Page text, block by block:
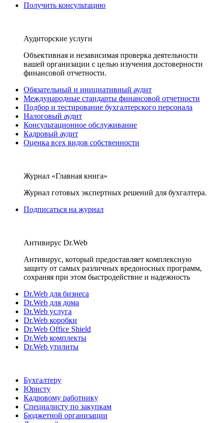
Получить консультацию
Аудиторские услуги
Объективная и независимая проверка деятельности
вашей организации с целью изучения достоверности
финансовой отчетности.
Обязательный и инициативный аудит
Международные стандарты финансовой отчетности
Подбор и тестирование бухгалтерского персонала
Налоговый аудит
Консультационное обслуживание
Кадровый аудит
Оценка всех видов собственности
Журнал «Главная книга»
Журнал готовых экспертных решений для бухгалтера.
Подписаться на журнал
Антивирус Dr.Web
Антивирус, который предоставляет комплексную
защиту от самых различных вредоносных программ,
сохраняя при этом быстродействие и надежность
Dr.Web для бизнеса
Dr.Web для дома
Dr.Web услуга
Dr.Web коробки
Dr.Web Office Shield
Dr.Web комплекты
Dr.Web утилиты
Бухгалтеру
Юристу
Кадровому работнику
Специалисту по закупкам
Бюджетной организации